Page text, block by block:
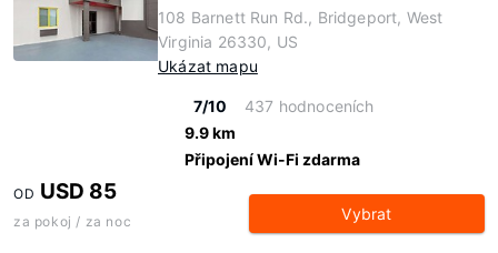
108 Barnett Run Rd., Bridgeport, West
Virginia 26330, US
Ukázat mapu
7/10
437 hodnoceních
9.9 km
Připojení Wi-Fi zdarma
OD USD 85
za pokoj / za noc Vybrat